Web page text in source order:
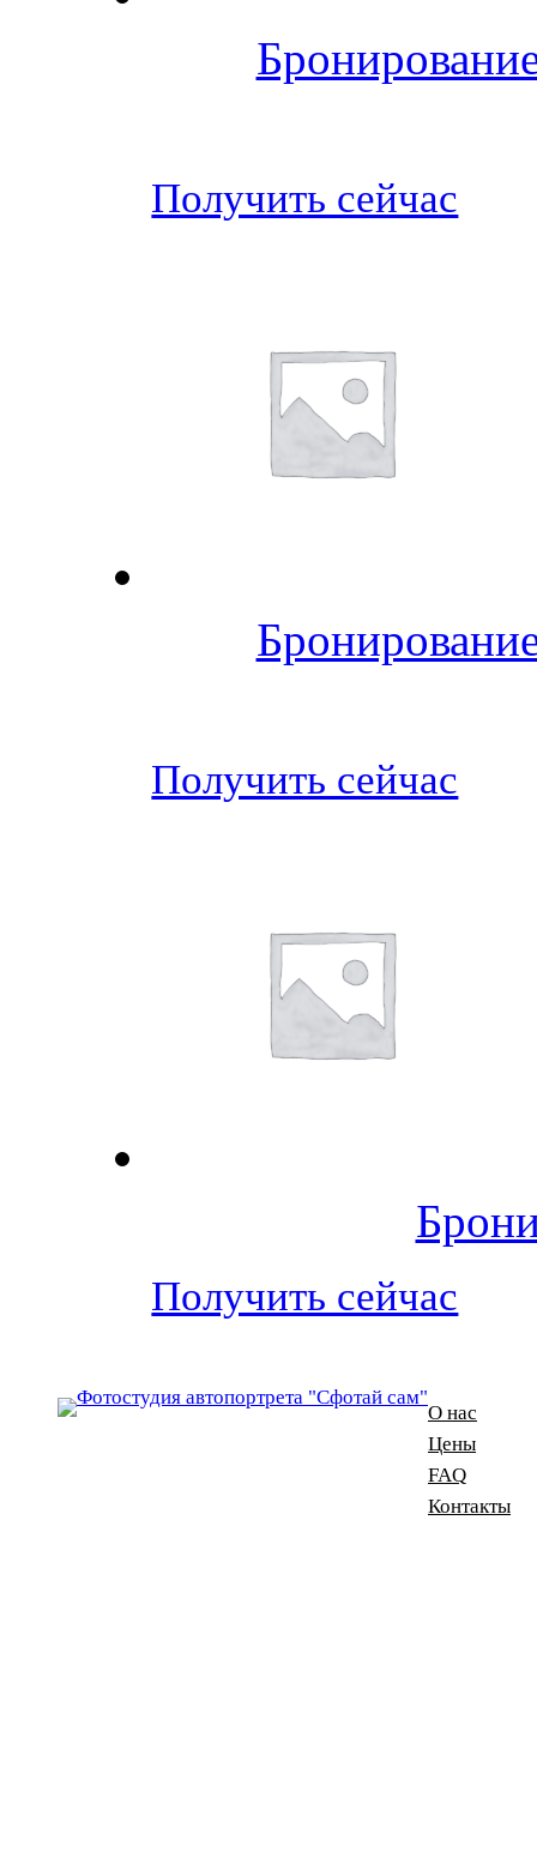
Получить сейчас
Получить сейчас
Получить сейчас
О нас
Цены
FAQ
Контакты